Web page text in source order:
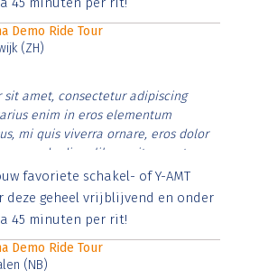
Demo Ride Tour
(ZH)
sit amet, consectetur adipiscing
enim in eros elementum
mi quis viverra ornare, eros dolor
diam libero vitae erat.
et justo cursus id rutrum lorem
vitae risus tristique posuere.
favoriete schakel- of Y-AMT
deze geheel vrijblijvend en onder
45 minuten per rit!
Demo Ride Tour
(NB)